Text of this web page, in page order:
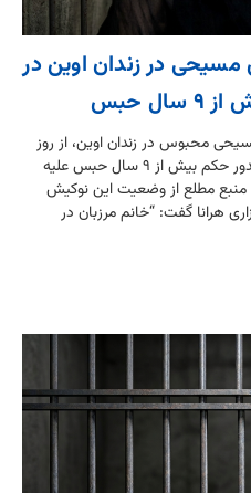
در زندان اوین در
حبس
محبوس در زندان اوین، از روز
دوشنبه ۴ خردادماه، در اعتراض به صدور حکم بیش از ۹ سال حبس علیه
مطلع از وضعیت این نوکیش
هرانا گفت: “خانم مرزبان در